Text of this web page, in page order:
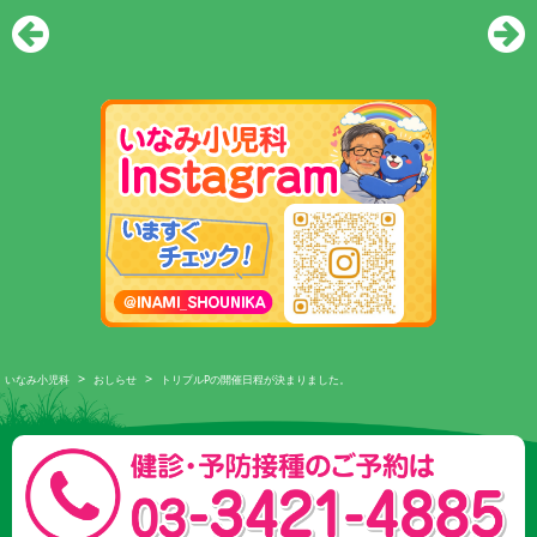
いなみ小児科 > おしらせ > トリプルPの開催日程が決まりました。